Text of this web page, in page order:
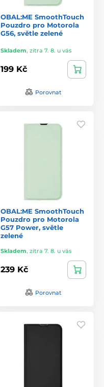
OBAL:ME SmoothTouch
Pouzdro pro Motorola
G56, světle zelené
Skladem, zítra 7. 8. u vás
199 Kč
Porovnat
OBAL:ME SmoothTouch
Pouzdro pro Motorola
G57 Power, světle
zelené
Skladem, zítra 7. 8. u vás
239 Kč
Porovnat